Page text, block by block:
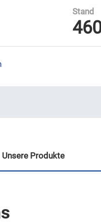
Stand
Unsere Produkte